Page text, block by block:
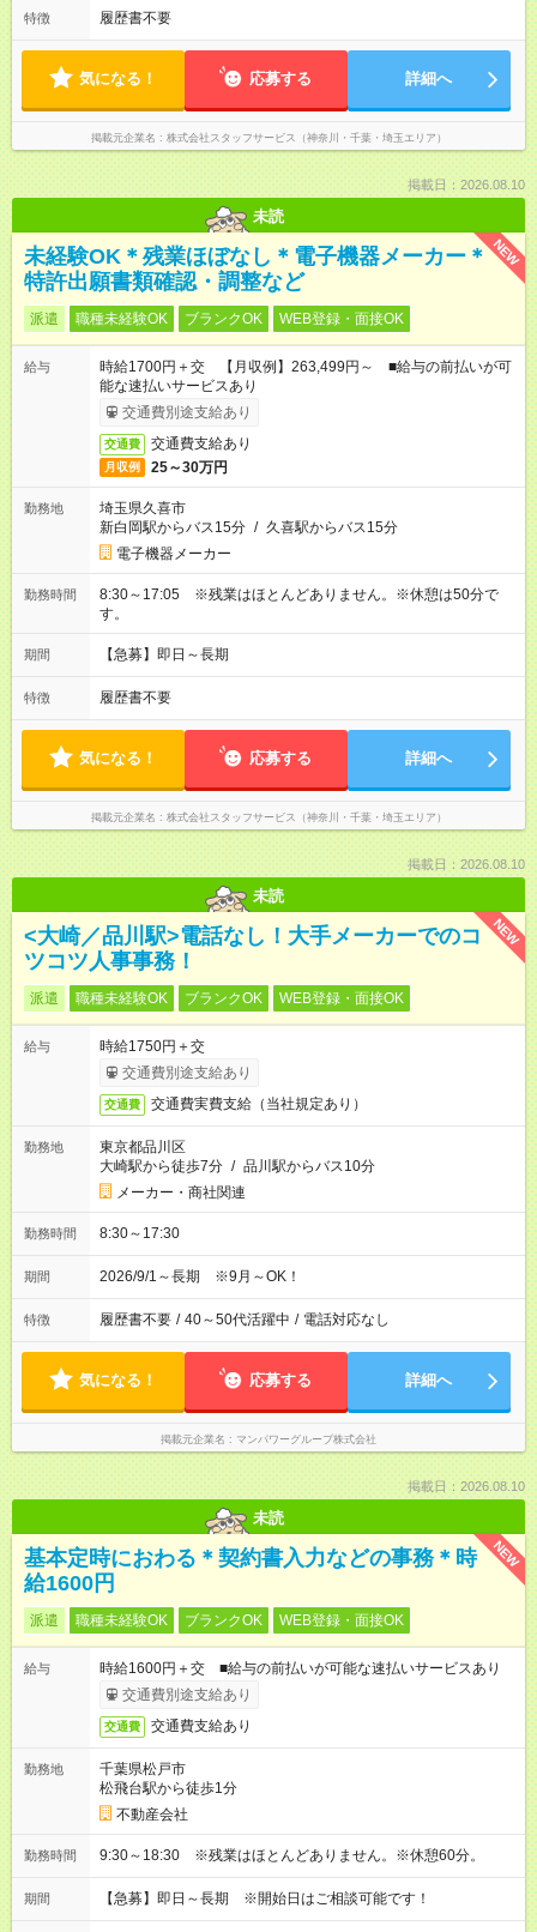
特徴 履歴書不要
気になる！ 応募する 詳細へ
掲載元企業名 株式会社スタッフサービス（神奈川・千葉・埼玉エリア）
掲載日：2026.08.10
未読
NEW
未経験OK＊残業ほぼなし＊電子機器メーカー＊
特許出願書類確認・調整など
派遣 職種未経験OK ブランクOK WEB登録・面接OK
給与
時給1700円＋交 【月収例】263,499円～ ■給与の前払いが可
能な速払いサービスあり
交通費別途支給あり
交通費 交通費支給あり
月収例 25～30万円
勤務地
埼玉県久喜市
新白岡駅からバス15分 / 久喜駅からバス15分
電子機器メーカー
勤務時間
8:30～17:05 ※残業はほとんどありません。※休憩は50分で
す。
期間 【急募】即日～長期
特徴 履歴書不要
気になる！ 応募する 詳細へ
掲載元企業名 株式会社スタッフサービス（神奈川・千葉・埼玉エリア）
掲載日：2026.08.10
未読
NEW
<大崎／品川駅>電話なし！大手メーカーでのコ
ツコツ人事事務！
派遣 職種未経験OK ブランクOK WEB登録・面接OK
給与
時給1750円＋交
交通費別途支給あり
交通費 交通費実費支給（当社規定あり）
勤務地
東京都品川区
大崎駅から徒歩7分 / 品川駅からバス10分
メーカー・商社関連
勤務時間 8:30～17:30
期間 2026/9/1～長期 ※9月～OK！
特徴 履歴書不要 / 40～50代活躍中 / 電話対応なし
気になる！ 応募する 詳細へ
掲載元企業名 マンパワーグループ株式会社
掲載日：2026.08.10
未読
NEW
基本定時におわる＊契約書入力などの事務＊時
給1600円
派遣 職種未経験OK ブランクOK WEB登録・面接OK
給与
時給1600円＋交 ■給与の前払いが可能な速払いサービスあり
交通費別途支給あり
交通費 交通費支給あり
勤務地
千葉県松戸市
松飛台駅から徒歩1分
不動産会社
勤務時間 9:30～18:30 ※残業はほとんどありません。※休憩60分。
期間 【急募】即日～長期 ※開始日はご相談可能です！